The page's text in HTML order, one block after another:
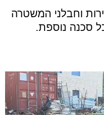
וחבלני המשטרה
סכנה נוספת.